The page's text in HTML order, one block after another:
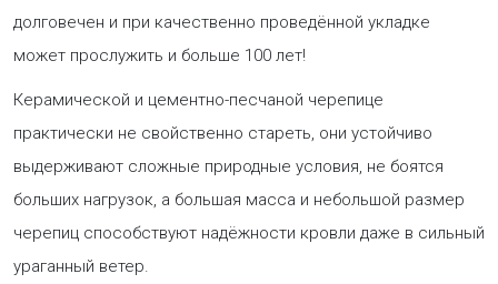
долговечен и при качественно проведённой укладке
может прослужить и больше 100 лет!
Керамической и цементно-песчаной черепице
практически не свойственно стареть, они устойчиво
выдерживают сложные природные условия, не боятся
больших нагрузок, а большая масса и небольшой размер
черепиц способствуют надёжности кровли даже в сильный
ураганный ветер.